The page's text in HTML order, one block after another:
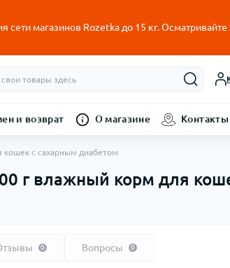
сети магазинов Rozetka до 15 кг.
и возврат О магазине Контакты
кошек с сахарным диабетом
г влажный корм для
0 Вопросы 0